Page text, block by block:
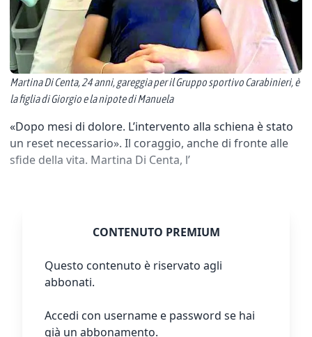
Martina Di Centa, 24 anni, gareggia per il Gruppo sportivo Carabinieri, è
la figlia di Giorgio e la nipote di Manuela
«Dopo mesi di dolore. L’intervento alla schiena è stato
un reset necessario». Il coraggio, anche di fronte alle
sfide della vita. Martina Di Centa, l’
CONTENUTO PREMIUM
Questo contenuto è riservato agli
abbonati.
Accedi con username e password se hai
già un abbonamento.